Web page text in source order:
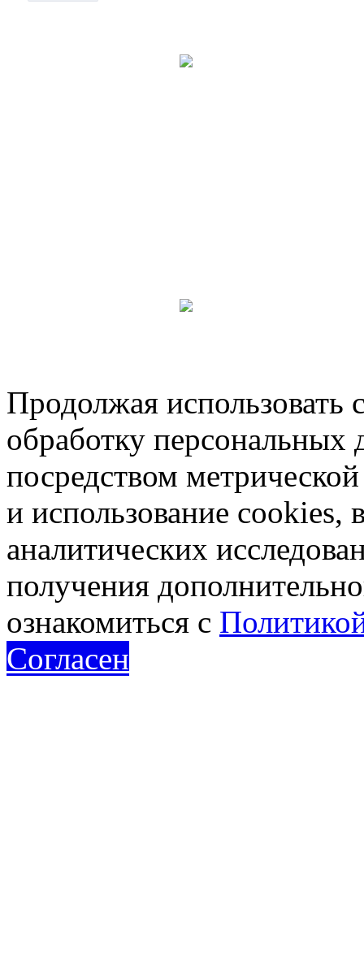
Продолжая использовать
обработку
посредством
и использование cookies,
аналитических
получения
ознакомиться с
Согласен